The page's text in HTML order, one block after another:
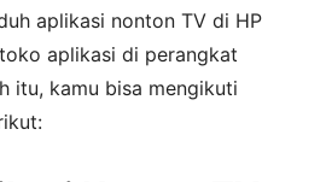
aplikasi nonton TV di HP
aplikasi di perangkat
itu, kamu bisa mengikuti